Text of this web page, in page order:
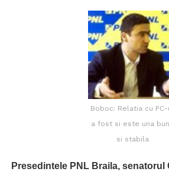
Boboc: Relatia cu PC-
a fost si este una
si stabila
Presedintele PNL Braila, senatorul